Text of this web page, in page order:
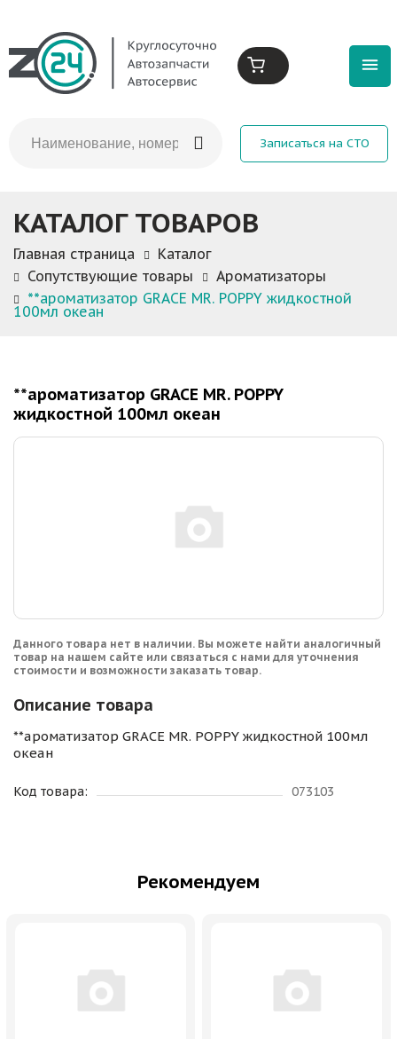
Записаться на СТО
КАТАЛОГ ТОВАРОВ
Главная страница
Каталог
Сопутствующие товары
Ароматизаторы
**ароматизатор GRACE MR. POPPY жидкостной
100мл океан
**ароматизатор GRACE MR. POPPY
жидкостной 100мл океан
Данного товара нет в наличии. Вы можете найти аналогичный
товар на нашем сайте или связаться с нами для уточнения
стоимости и возможности заказать товар.
Описание товара
**ароматизатор GRACE MR. POPPY жидкостной 100мл
океан
Код товара: 073103
Рекомендуем